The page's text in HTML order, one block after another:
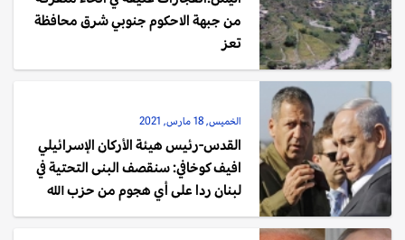
من جبهة الاحكوم جنوبي شرق محافظة
تعز
الخميس, 18 مارس, 2021
القدس-رئيس هيئة الأركان الإسرائيلي
افيف كوخافي: سنقصف البنى التحتية في
لبنان ردا على أي هجوم من حزب الله